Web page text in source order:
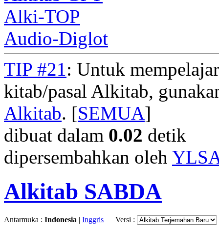
Alki-TOP
Audio-Diglot
TIP #21: Untuk
kitab/pasal Alkitab,
Alkitab. [SEMUA]
dibuat dalam 0.02 detik
dipersembahkan oleh
Alkitab SABDA
Antarmuka : Indonesia | Inggris Versi :